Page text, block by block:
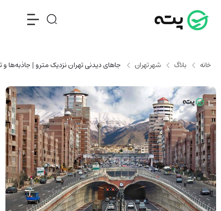
خانه بلاگ شهر تهران جاهای دیدنی تهران نزدیک مترو | جاذبه‌ها و